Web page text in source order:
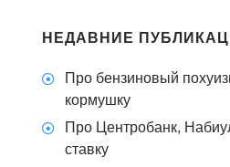
НЕДАВНИЕ
Про бензиновый
кормушку
Про Центробанк,
ставку